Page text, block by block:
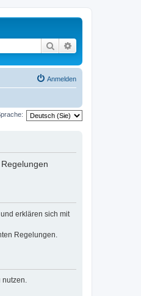
Suche
Anmelden
erklären sich mit
Regelungen.
nutzen.